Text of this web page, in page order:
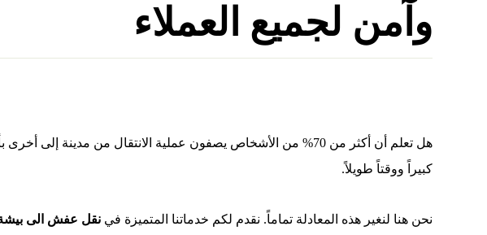
وآمن لجميع العملاء
هل تعلم أن أكثر من 70% من الأشخاص يصفون عملية الانتقال من
كبيراً ووقتاً طويلاً.
نحن هنا لنغير هذه المعادلة تماماً. نقدم لكم خدماتنا المتميزة فينقل عفش الى